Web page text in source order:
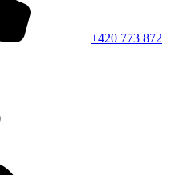
+420 773 872